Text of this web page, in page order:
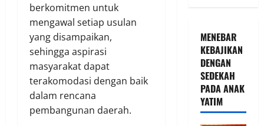
berkomitmen untuk
mengawal setiap usulan
yang disampaikan,
sehingga aspirasi
masyarakat dapat
terakomodasi dengan baik
dalam rencana
pembangunan daerah.
MENEBAR
KEBAJIKAN
DENGAN
SEDEKAH
PADA ANAK
YATIM